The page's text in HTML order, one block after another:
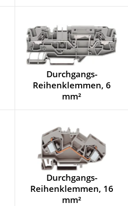
Durchgangs-
Reihenklemmen, 6
mm²
Durchgangs-
Reihenklemmen, 16
mm²